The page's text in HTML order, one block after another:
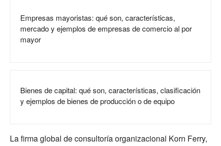
Empresas mayoristas: qué son, características,
mercado y ejemplos de empresas de comercio al por
mayor
Bienes de capital: qué son, características, clasificación
y ejemplos de bienes de producción o de equipo
La firma global de consultoría organizacional Korn Ferry,